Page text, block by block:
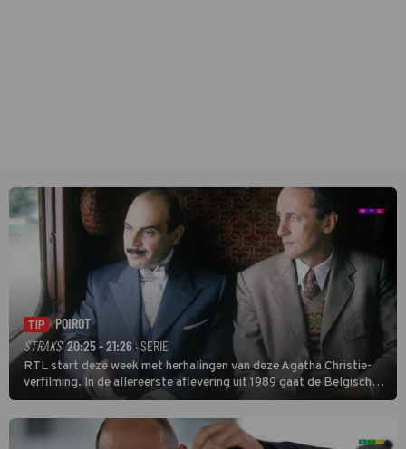
TIP
POIROT
STRAKS 20:25 - 21:26· SERIE
RTL start deze week met herhalingen van deze Agatha Christie-
verfilming. In de allereerste aflevering uit 1989 gaat de Belgische
speurder op zoek naar een vermiste kok. Poirot raakt al snel
verwikkeld in een moordzaak. (HH)